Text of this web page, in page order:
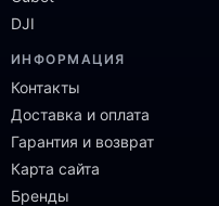
DJI
ИНФОРМАЦИЯ
Контакты
Доставка и оплата
Гарантия и возврат
Карта сайта
Бренды